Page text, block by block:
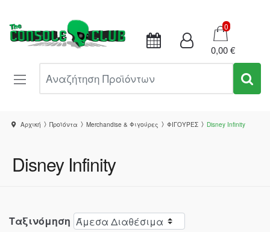
Καλάθι
0
0,00 €
Αρχική Προϊόντα Merchandise & Φιγούρες ΦΙΓΟΥΡΕΣ Disney Infinity
Disney Infinity
Ταξινόμηση